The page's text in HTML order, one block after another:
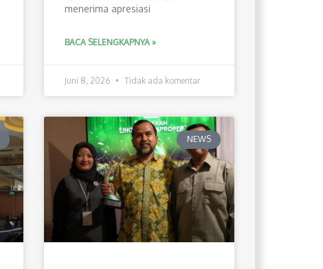
menerima apresiasi
BACA SELENGKAPNYA »
Juni 8, 2026 Tidak ada komentar
NEWS